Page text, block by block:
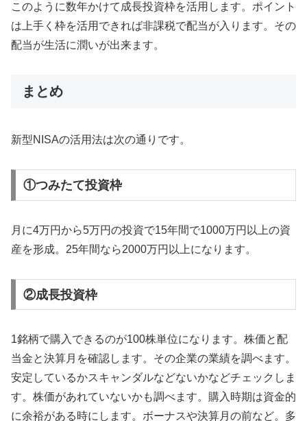
このように数年かけて成長投資枠を活用します。ポイント
は上手く枠を活用できれば非課税で配当が入ります。その
配当が生活に潤いが出来ます。
まとめ
新型NISAの活用法は次の通りです。
①つみたて投資枠
月に4万円から5万円の投資で15年間で1000万円以上の資
産を形成。25年間なら2000万円以上になります。
②成長投資枠
1銘柄で購入できるのが100株単位になります。株価と配
当金と決算月を確認します。その企業の業績を調べます。
安定しているかスキャンダルなどないかなどチェックしま
す。株価があれていないかも調べます。購入時期は資金的
に余裕がある時にします。ボーナスや決算月の前など。多